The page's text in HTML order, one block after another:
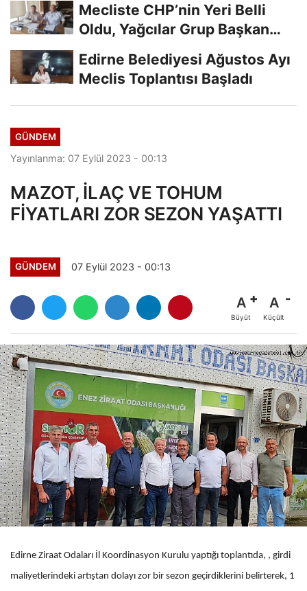
Mecliste CHP’nin Yeri Belli
Oldu, Yağcılar Grup Başkan
Edirne Belediyesi Ağustos Ayı
Meclis Toplantısı Başladı
GÜNDEM
Yayınlanma: 07 Eylül 2023 - 00:13
MAZOT, İLAÇ VE TOHUM
FİYATLARI ZOR SEZON YAŞATTI
GÜNDEM 07 Eylül 2023 - 00:13
A
Büyüt
A
Küçült
Edirne Ziraat Odaları İl Koordinasyon Kurulu yaptığı toplantıda, , girdi
maliyetlerindeki artıştan dolayı zor bir sezon geçirdiklerini belirterek, 1